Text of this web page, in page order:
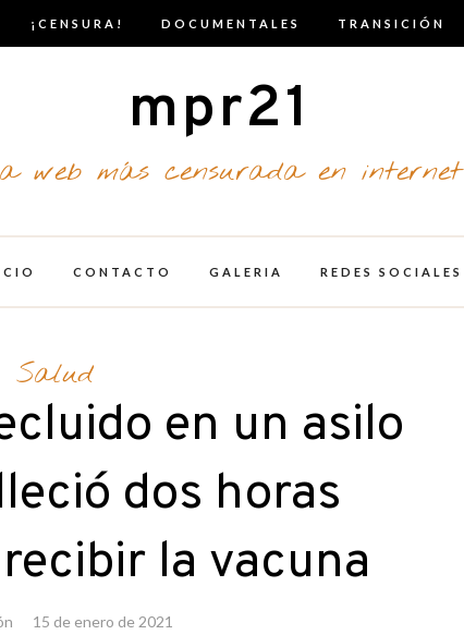
¡CENSURA! DOCUMENTALES TRANSICIÓN
mpr21
web más censurada en internet
CONTACTO GALERIA REDES SOCIALES
Salud
en un asilo
dos horas
la vacuna
15 de enero de 2021